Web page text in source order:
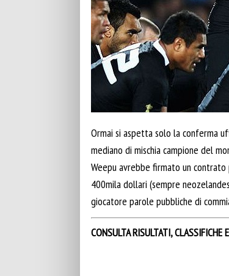
Ormai si aspetta solo la conferma
mediano di mischia campione del
Weepu avrebbe firmato un contrato
400mila dollari (sempre
giocatore parole pubbliche di
CONSULTA RISULTATI, CLASSIFICHE